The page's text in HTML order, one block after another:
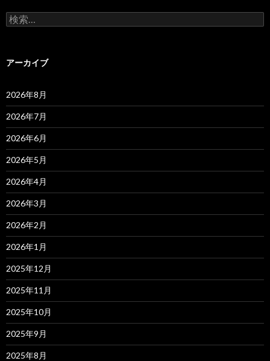
検
索:
アーカイブ
2026年8月
2026年7月
2026年6月
2026年5月
2026年4月
2026年3月
2026年2月
2026年1月
2025年12月
2025年11月
2025年10月
2025年9月
2025年8月